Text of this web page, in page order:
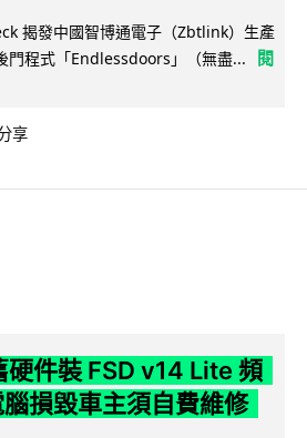
揭發中國智博通電子（Zbtlink）生產
門程式「Endlessdoors」（無盡...
閱
享
件裝 FSD v14 Lite 頻
損毀車主須自費維修